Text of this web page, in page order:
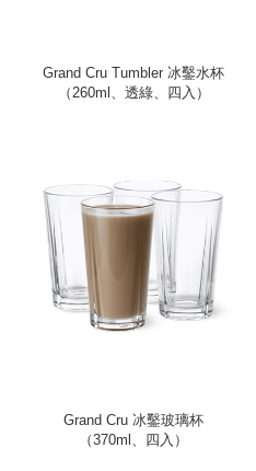
Grand Cru Tumbler 冰鑿水杯
（260ml、透綠、四入）
Grand Cru 冰鑿玻璃杯
（370ml、四入）